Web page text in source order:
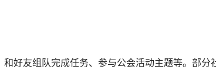
好友组队完成任务、参与公会活动主题等。部